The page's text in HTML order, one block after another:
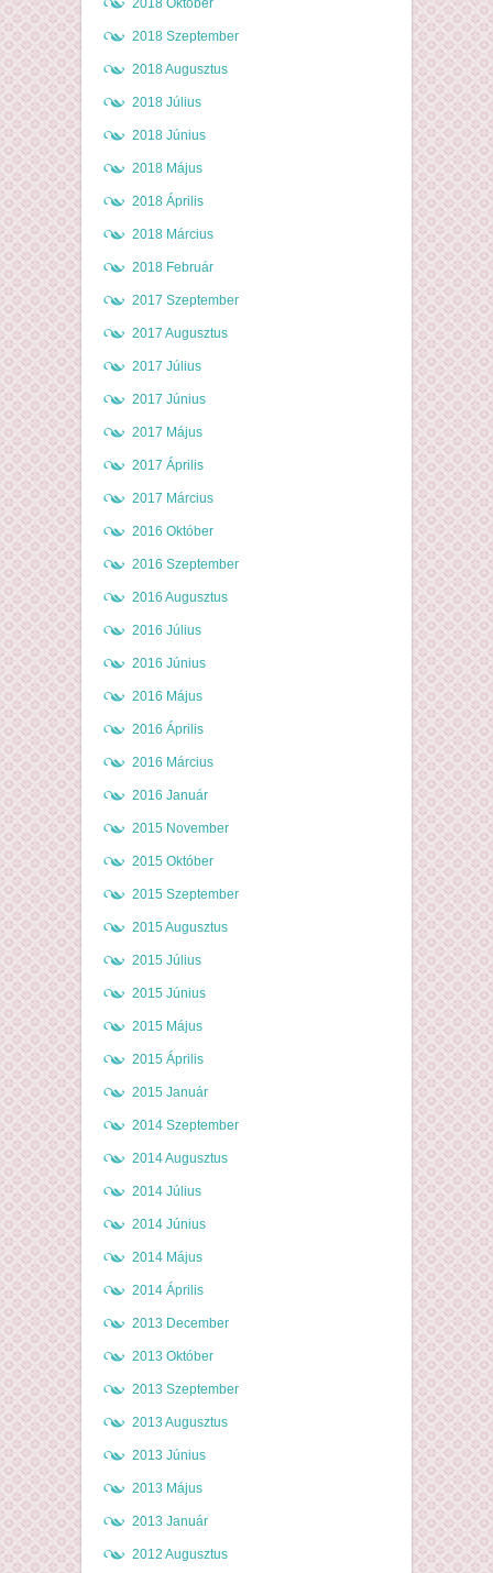
2018 Október
2018 Szeptember
2018 Augusztus
2018 Július
2018 Június
2018 Május
2018 Április
2018 Március
2018 Február
2017 Szeptember
2017 Augusztus
2017 Július
2017 Június
2017 Május
2017 Április
2017 Március
2016 Október
2016 Szeptember
2016 Augusztus
2016 Július
2016 Június
2016 Május
2016 Április
2016 Március
2016 Január
2015 November
2015 Október
2015 Szeptember
2015 Augusztus
2015 Július
2015 Június
2015 Május
2015 Április
2015 Január
2014 Szeptember
2014 Augusztus
2014 Július
2014 Június
2014 Május
2014 Április
2013 December
2013 Október
2013 Szeptember
2013 Augusztus
2013 Június
2013 Május
2013 Január
2012 Augusztus